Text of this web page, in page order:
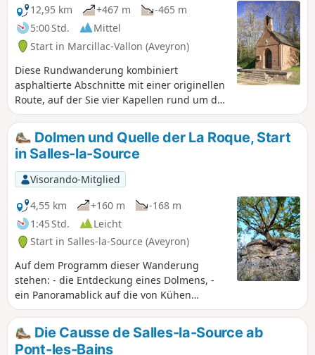
12,95 km
+467 m
-465 m
5:00 Std.
Mittel
Start in Marcillac-Vallon (Aveyron)
Diese Rundwanderung kombiniert
asphaltierte Abschnitte mit einer originellen
Route, auf der Sie vier Kapellen rund um das
Dorf Marcillac-Vallon entdecken können.
Zwei markierte Abschnitte (GR® 62 undPR®)
erleichtern die Fortbewegung auf
demzweiten Teil der Strecke, ab Saint-Jean-
le-Froid, dem höchsten Punkt dieser Route,
die sich auf das kleine religiöse Erbe
konzentriert. Achtung: Nach der
Beschädigung des Weges in der Schlucht
von Bruéjouls wurde gerade eine
Rückwegvariante veröffentlicht.
Dolmen und Quelle der La Roque, Start
in Salles-la-Source
Visorando-Mitglied
4,55 km
+160 m
-168 m
1:45 Std.
Leicht
Start in Salles-la-Source (Aveyron)
Auf dem Programm dieser Wanderung
stehen: - die Entdeckung eines Dolmens, -
ein Panoramablick auf die von Kühen
beweideten Causses, - ein kurzer Abstecher
zur Quelle der La Roque (optional), - ein
Abstieg zum Wasserfall von La Roque, -
Die Causse de Salles-la-Source ab
Pont-les-Bains